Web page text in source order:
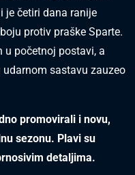
je četiri dana ranije
protiv praške Sparte.
u početnoj postavi, a
sastavu zauzeo
promovirali i novu,
sezonu. Plavi su
detaljima.